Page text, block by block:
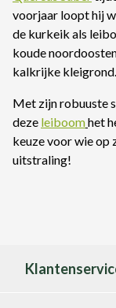
voorjaar loopt hij
de kurkeik als
koude
kalkrijke kleigrond.
Met zijn robuuste
deze leiboomhet
keuze voor wie op
uitstraling!